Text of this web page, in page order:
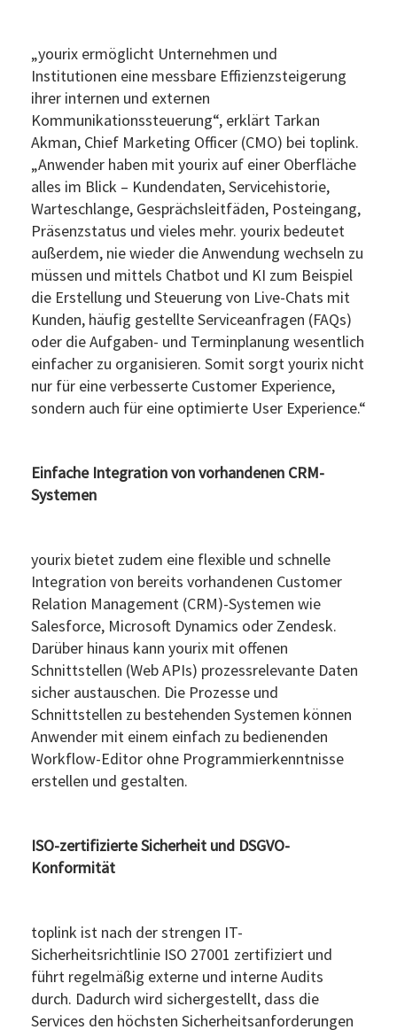
„yourix ermöglicht Unternehmen und
Institutionen eine messbare Effizienzsteigerung
ihrer internen und externen
Kommunikationssteuerung“, erklärt Tarkan
Akman, Chief Marketing Officer (CMO) bei toplink.
„Anwender haben mit yourix auf einer Oberfläche
alles im Blick – Kundendaten, Servicehistorie,
Warteschlange, Gesprächsleitfäden, Posteingang,
Präsenzstatus und vieles mehr. yourix bedeutet
außerdem, nie wieder die Anwendung wechseln zu
müssen und mittels Chatbot und KI zum Beispiel
die Erstellung und Steuerung von Live-Chats mit
Kunden, häufig gestellte Serviceanfragen (FAQs)
oder die Aufgaben- und Terminplanung wesentlich
einfacher zu organisieren. Somit sorgt yourix nicht
nur für eine verbesserte Customer Experience,
sondern auch für eine optimierte User Experience.“
Einfache Integration von vorhandenen CRM-
Systemen
yourix bietet zudem eine flexible und schnelle
Integration von bereits vorhandenen Customer
Relation Management (CRM)-Systemen wie
Salesforce, Microsoft Dynamics oder Zendesk.
Darüber hinaus kann yourix mit offenen
Schnittstellen (Web APIs) prozessrelevante Daten
sicher austauschen. Die Prozesse und
Schnittstellen zu bestehenden Systemen können
Anwender mit einem einfach zu bedienenden
Workflow-Editor ohne Programmierkenntnisse
erstellen und gestalten.
ISO-zertifizierte Sicherheit und DSGVO-
Konformität
toplink ist nach der strengen IT-
Sicherheitsrichtlinie ISO 27001 zertifiziert und
führt regelmäßig externe und interne Audits
durch. Dadurch wird sichergestellt, dass die
Services den höchsten Sicherheitsanforderungen